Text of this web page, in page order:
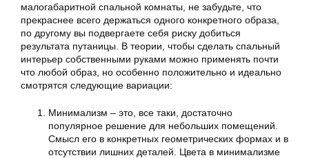
малогабаритной спальной комнаты, не забудьте, что
прекраснее всего держаться одного конкретного образа,
по другому вы подвергаете себя риску добиться
результата путаницы. В теории, чтобы сделать спальный
интерьер собственными руками можно применять почти
что любой образ, но особенно положительно и идеально
смотрятся следующие вариации:
Минимализм – это, все таки, достаточно
популярное решение для небольших помещений.
Смысл его в конкретных геометрических формах и в
отсутствии лишних деталей. Цвета в минимализме